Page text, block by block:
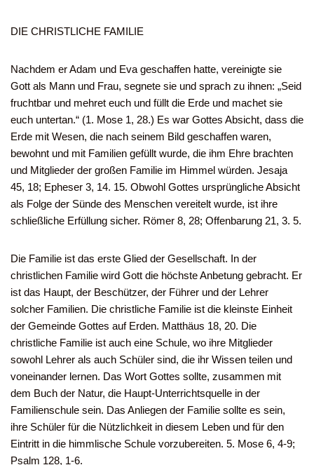
DIE CHRISTLICHE FAMILIE
Nachdem er Adam und Eva geschaffen hatte, vereinigte sie
Gott als Mann und Frau, segnete sie und sprach zu ihnen: „Seid
fruchtbar und mehret euch und füllt die Erde und machet sie
euch untertan.“ (1. Mose 1, 28.) Es war Gottes Absicht, dass die
Erde mit Wesen, die nach seinem Bild geschaffen waren,
bewohnt und mit Familien gefüllt wurde, die ihm Ehre brachten
und Mitglieder der großen Familie im Himmel würden. Jesaja
45, 18; Epheser 3, 14. 15. Obwohl Gottes ursprüngliche Absicht
als Folge der Sünde des Menschen vereitelt wurde, ist ihre
schließliche Erfüllung sicher. Römer 8, 28; Offenbarung 21, 3. 5.
Die Familie ist das erste Glied der Gesellschaft. In der
christlichen Familie wird Gott die höchste Anbetung gebracht. Er
ist das Haupt, der Beschützer, der Führer und der Lehrer
solcher Familien. Die christliche Familie ist die kleinste Einheit
der Gemeinde Gottes auf Erden. Matthäus 18, 20. Die
christliche Familie ist auch eine Schule, wo ihre Mitglieder
sowohl Lehrer als auch Schüler sind, die ihr Wissen teilen und
voneinander lernen. Das Wort Gottes sollte, zusammen mit
dem Buch der Natur, die Haupt-Unterrichtsquelle in der
Familienschule sein. Das Anliegen der Familie sollte es sein,
ihre Schüler für die Nützlichkeit in diesem Leben und für den
Eintritt in die himmlische Schule vorzubereiten. 5. Mose 6, 4-9;
Psalm 128, 1-6.